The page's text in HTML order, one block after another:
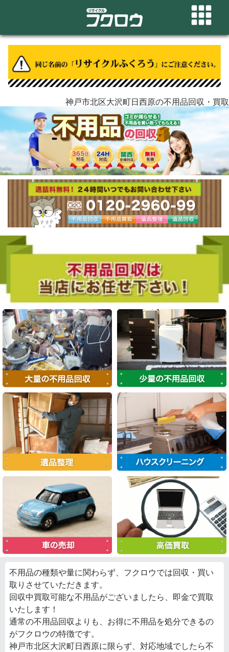
神戸市北区大沢町日西原の不用品回収・買取
不用品の種類や量に関わらず、フクロウでは回収・買い
取りさせていただきます。
回収中買取可能な不用品がございましたら、即金で買取
いたします！
通常の不用品回収よりも、お得に不用品を処分できるの
がフクロウの特徴です。
神戸市北区大沢町日西原に限らず、対応地域でしたら不